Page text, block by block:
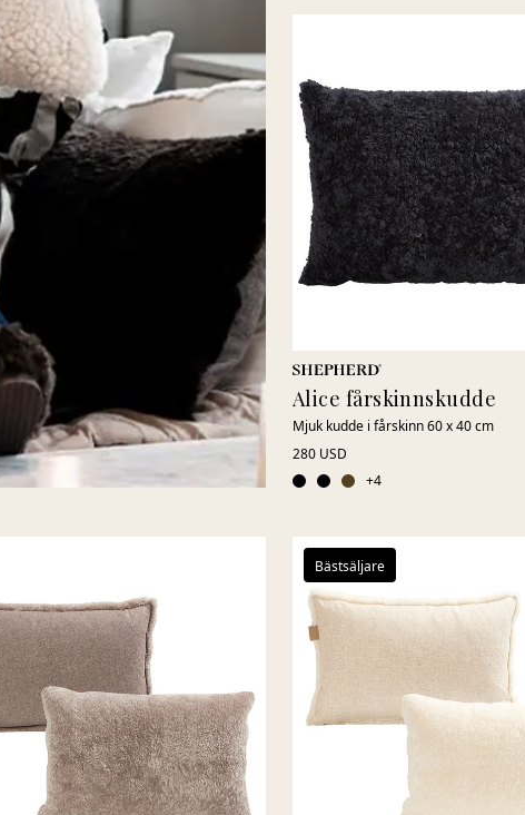
Alice fårskinnskudde
Mjuk kudde i fårskinn 60 x 40 cm
280 USD
+4
Bästsäljare